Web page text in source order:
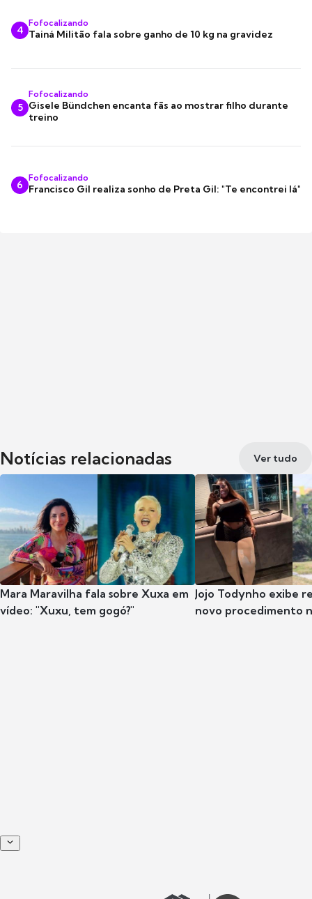
4
Fofocalizando
Tainá Militão fala sobre ganho de 10 kg na gravidez
5
Fofocalizando
Gisele Bündchen encanta fãs ao mostrar filho durante
treino
6
Fofocalizando
Francisco Gil realiza sonho de Preta Gil: "Te encontrei lá"
Notícias relacionadas Ver tudo
Mara Maravilha fala sobre Xuxa em
vídeo: "Xuxu, tem gogó?"
Jojo Todynho exibe
novo procedimento